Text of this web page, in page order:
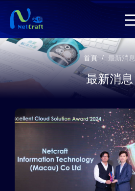
首頁 / 最新消息
最新消息